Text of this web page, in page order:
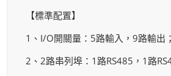
【標準配置】
1、I/O開關量：5路輸入，9路輸出；
2、2路串列埠：1路RS485，1路